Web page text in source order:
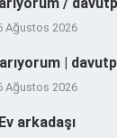
Ağustos 2026
|
Ağustos 2026
Ev arkadaşı